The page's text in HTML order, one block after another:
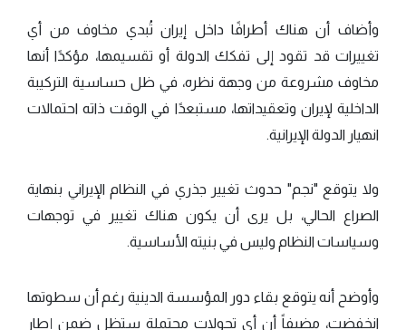
وأضاف أن هناك أطرافًا داخل إيران تُبدي مخاوف من أي
تغييرات قد تقود إلى تفكك الدولة أو تقسيمها، مؤكدًا أنها
مخاوف مشروعة من وجهة نظره، في ظل حساسية التركيبة
الداخلية لإيران وتعقيداتها، مستبعدًا في الوقت ذاته احتمالات
انهيار الدولة الإيرانية.
ولا يتوقع "نجم" حدوث تغيير جذري في النظام الإيراني بنهاية
الصراع الحالي، بل يرى أن يكون هناك تغيير في توجهات
وسياسات النظام وليس في بنيته الأساسية.
وأوضح أنه يتوقع بقاء دور المؤسسة الدينية رغم أن سطوتها
انخفضت، مضيفاً أن أي تحولات محتملة ستظل ضمن إطار